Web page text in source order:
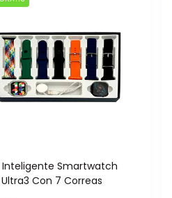
Inteligente Smartwatch
Ultra3 Con 7 Correas